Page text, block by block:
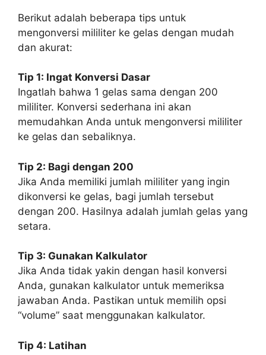
Berikut adalah beberapa tips untuk
mengonversi mililiter ke gelas dengan mudah
dan akurat:
Tip 1: Ingat Konversi Dasar
Ingatlah bahwa 1 gelas sama dengan 200
mililiter. Konversi sederhana ini akan
memudahkan Anda untuk mengonversi mililiter
ke gelas dan sebaliknya.
Tip 2: Bagi dengan 200
Jika Anda memiliki jumlah mililiter yang ingin
dikonversi ke gelas, bagi jumlah tersebut
dengan 200. Hasilnya adalah jumlah gelas yang
setara.
Tip 3: Gunakan Kalkulator
Jika Anda tidak yakin dengan hasil konversi
Anda, gunakan kalkulator untuk memeriksa
jawaban Anda. Pastikan untuk memilih opsi
“volume” saat menggunakan kalkulator.
Tip 4: Latihan